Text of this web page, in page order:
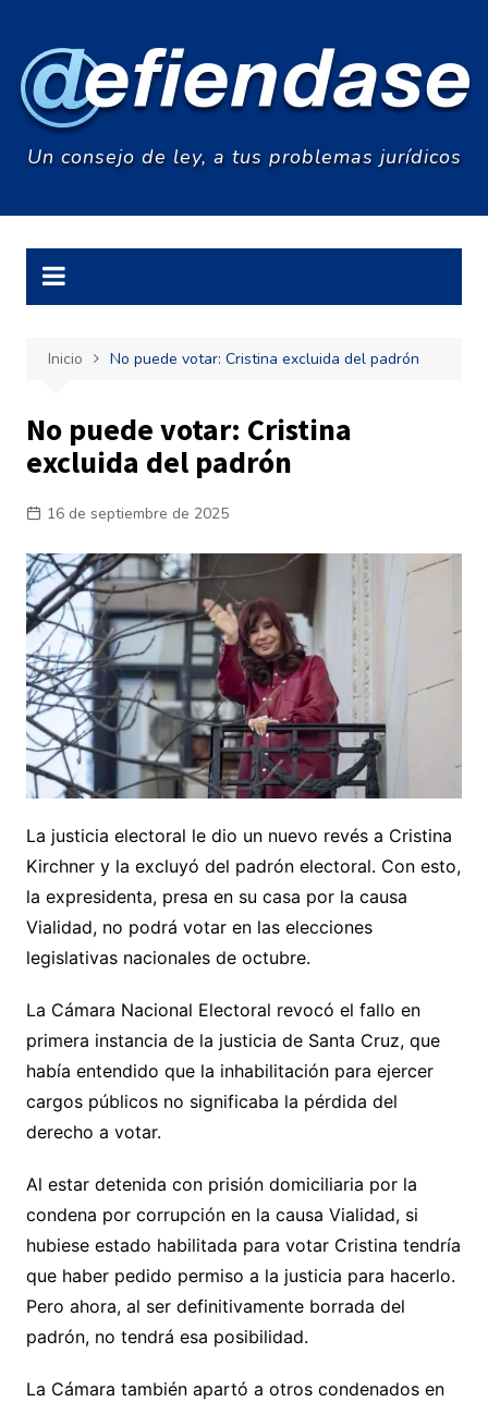
contenido
Un consejo de ley, a tus problemas jurídicos
Inicio No puede votar: Cristina excluida del padrón
No puede votar: Cristina
excluida del padrón
16 de septiembre de 2025
La justicia electoral le dio un nuevo revés a Cristina
Kirchner y la excluyó del padrón electoral. Con esto,
la expresidenta, presa en su casa por la causa
Vialidad, no podrá votar en las elecciones
legislativas nacionales de octubre.
La Cámara Nacional Electoral revocó el fallo en
primera instancia de la justicia de Santa Cruz, que
había entendido que la inhabilitación para ejercer
cargos públicos no significaba la pérdida del
derecho a votar.
Al estar detenida con prisión domiciliaria por la
condena por corrupción en la causa Vialidad, si
hubiese estado habilitada para votar Cristina tendría
que haber pedido permiso a la justicia para hacerlo.
Pero ahora, al ser definitivamente borrada del
padrón, no tendrá esa posibilidad.
La Cámara también apartó a otros condenados en